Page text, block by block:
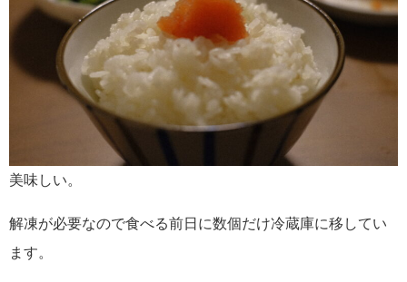
美味しい。
解凍が必要なので食べる前日に数個だけ冷蔵庫に移してい
ます。